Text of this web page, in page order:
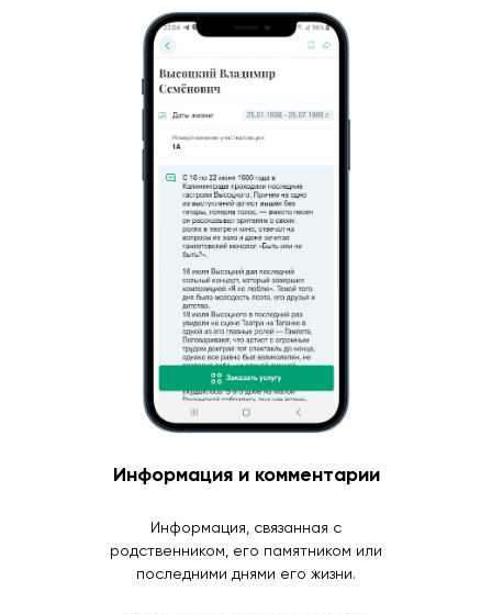
Информация и комментарии
Информация, связанная с
родственником, его памятником или
последними днями его жизни.